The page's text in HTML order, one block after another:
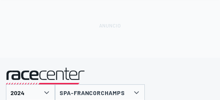
presentado por SPA-FRANCORCHAMPS